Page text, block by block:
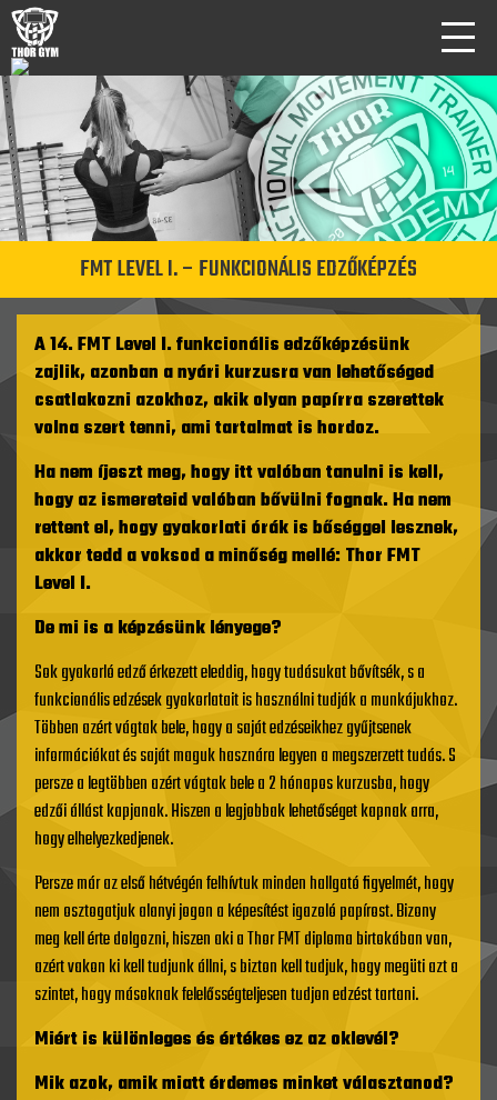
FMT LEVEL I. – FUNKCIONÁLIS EDZŐKÉPZÉS
A 14. FMT Level I. funkcionális edzőképzésünk
zajlik, azonban a nyári kurzusra van lehetőséged
csatlakozni azokhoz, akik olyan papírra szerettek
volna szert tenni, ami tartalmat is hordoz.
Ha nem íjeszt meg, hogy itt valóban tanulni is kell,
hogy az ismereteid valóban bővülni fognak. Ha nem
rettent el, hogy gyakorlati órák is bőséggel lesznek,
akkor tedd a voksod a minőség mellé: Thor FMT
Level I.
De mi is a képzésünk lényege?
Sok gyakorló edző érkezett eleddig, hogy tudásukat bővítsék, s a
funkcionális edzések gyakorlatait is használni tudják a munkájukhoz.
Többen azért vágtak bele, hogy a saját edzéseikhez gyűjtsenek
információkat és saját maguk hasznára legyen a megszerzett tudás. S
persze a legtöbben azért vágtak bele a 2 hónapos kurzusba, hogy
edzői állást kapjanak. Hiszen a legjobbak lehetőséget kapnak arra,
hogy elhelyezkedjenek.
Persze már az első hétvégén felhívtuk minden hallgató figyelmét, hogy
nem osztogatjuk alanyi jogon a képesítést igazoló papírost. Bizony
meg kell érte dolgozni, hiszen aki a Thor FMT diploma birtokában van,
azért vakon ki kell tudjunk állni, s bizton kell tudjuk, hogy megüti azt a
szintet, hogy másoknak felelősségteljesen tudjon edzést tartani.
Miért is különleges és értékes ez az oklevél?
Mik azok, amik miatt érdemes minket választanod?